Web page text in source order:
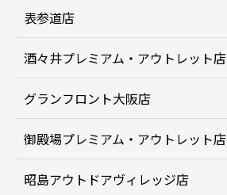
表参道店
酒々井プレミアム・アウトレット店
グランフロント大阪店
御殿場プレミアム・アウトレット店
昭島アウトドアヴィレッジ店